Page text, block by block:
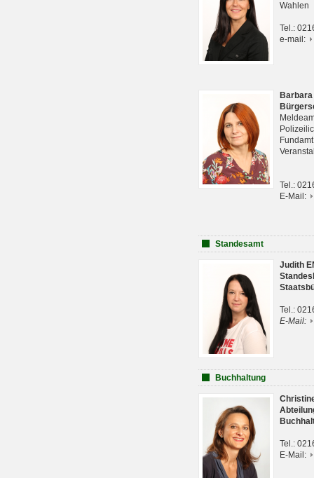
Wahlen
Tel.:
e-mail:
Tel.:
E-Mail:
Standesamt
Judith
Tel.:
E-Mail:
Buchhaltung
Tel.:
E-Mail: